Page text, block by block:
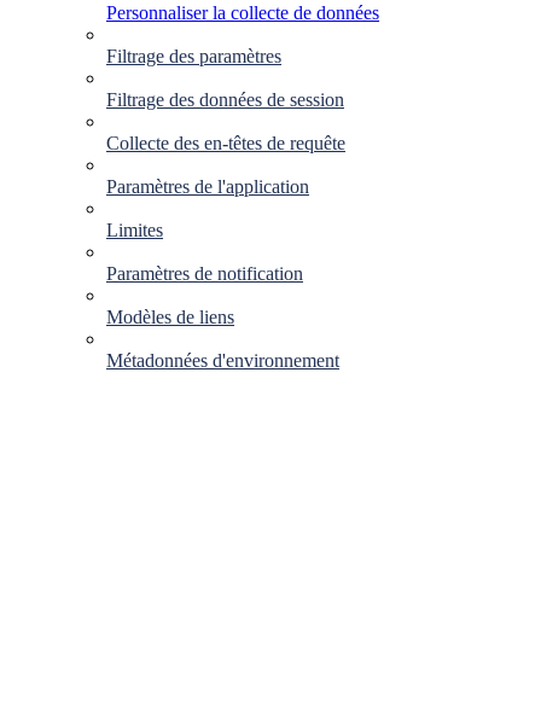
Personnaliser la collecte de données
Filtrage des paramètres
Filtrage des données de session
Collecte des en-têtes de requête
Paramètres de l'application
Limites
Paramètres de notification
Modèles de liens
Métadonnées d'environnement